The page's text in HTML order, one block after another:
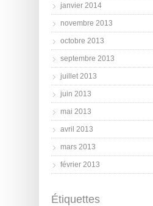
janvier 2014
novembre 2013
octobre 2013
septembre 2013
juillet 2013
juin 2013
mai 2013
avril 2013
mars 2013
février 2013
Étiquettes